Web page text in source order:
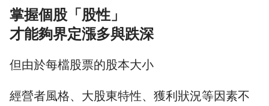
掌握個股「股性」
才能夠界定漲多與跌深
但由於每檔股票的股本大小
經營者風格、大股東特性、獲利狀況等因素不